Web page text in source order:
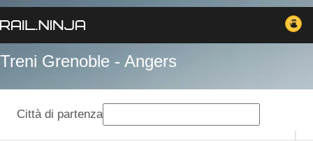
Treni Grenoble - Angers
Città di partenza